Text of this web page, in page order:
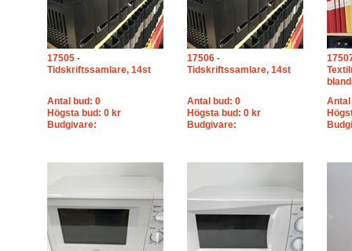
17505 -
Tidskriftssamlare, 14st
Antal bud: 0
Högsta bud: 0 kr
Budgivare:
17506 -
Tidskriftssamlare, 14st
Antal bud: 0
Högsta bud: 0 kr
Budgivare:
Antal